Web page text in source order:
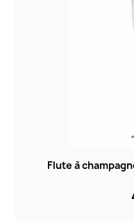
Flute à